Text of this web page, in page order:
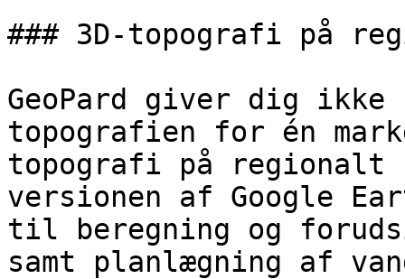
### 3D-topografi på
GeoPard giver dig
topografien for én
topografi på regionalt
versionen af Google
til beregning og
samt planlægning af